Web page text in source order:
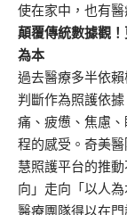
使在家中，也有醫
顛覆傳統數據觀
為本
過去醫療多半依
判斷作為照護依
痛、疲憊、焦慮
程的感受。奇美
慧照護平台的推
向」走向「以人
醫療團隊得以在